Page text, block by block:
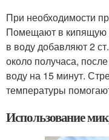
При необходимости
Помещают в кипящую
в воду добавляют 2
около получаса,
воду на 15 минут.
температуры
Использование